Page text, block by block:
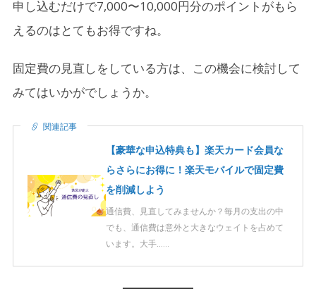
申し込むだけで7,000〜10,000円分のポイントがもら
えるのはとてもお得ですね。
固定費の見直しをしている方は、この機会に検討して
みてはいかがでしょうか。
関連記事
【豪華な申込特典も】楽天カード会員な
らさらにお得に！楽天モバイルで固定費
を削減しよう
通信費、見直してみませんか？毎月の支出の中
でも、通信費は意外と大きなウェイトを占めて
います。大手……